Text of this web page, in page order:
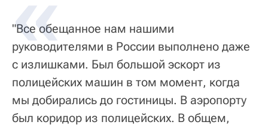
"Все обещанное нам нашими
руководителями в России выполнено даже
с излишками. Был большой эскорт из
полицейских машин в том момент, когда
мы добирались до гостиницы. В аэропорту
был коридор из полицейских. В общем,